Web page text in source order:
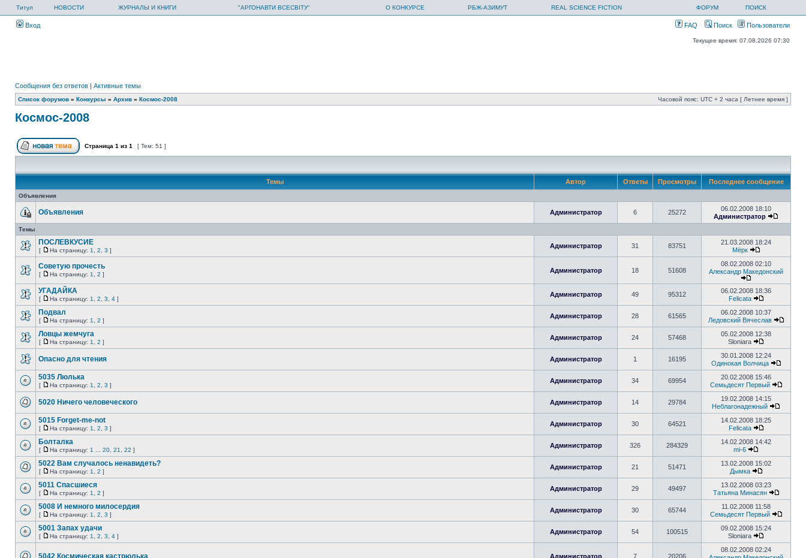
Титул НОВОСТИ ЖУРНАЛЫ И КНИГИ "АРГОНАВТИ ВСЕСВІТУ" О КОНКУРСЕ РБЖ-АЗИМУТ REAL SCIENCE FICTION ФОРУМ ПОИСК
Вход FAQ Поиск Пользователи
Текущее время: 07.08.2026 07:30
Сообщения без ответов | Активные темы
Список форумов » Конкурсы » Архив » Космос-2008 Часовой пояс: UTC + 2 часа [ Летнее время ]
Космос-2008
Страница 1 из 1 [ Тем: 51 ]
Темы Автор Ответы Просмотры Последнее сообщение
Объявления
Объявления Администратор 6 25272
06.02.2008 18:10
Администратор
Темы
ПОСЛЕВКУСИЕ
[ На страницу: 1 2 3 ]
Администратор 31 83751
21.03.2008 18:24
Мёрк
Советую прочесть
[ На страницу: 1 2 ]
Администратор 18 51608
08.02.2008 02:10
Александр Македонский
УГАДАЙКА
[ На страницу: 1 2 3 4 ]
Администратор 49 95312
06.02.2008 18:36
Felicata
Подвал
[ На страницу: 1 2 ]
Администратор 28 61565
06.02.2008 10:37
Ледовский Вячеслав
Ловцы жемчуга
[ На страницу: 1 2 ]
Администратор 24 57468
05.02.2008 12:38
Sloniara
Опасно для чтения Администратор 1 16195
30.01.2008 12:24
Одинокая Волчица
5035 Люлька
[ На страницу: 1 2 3 ]
Администратор 34 69954
20.02.2008 15:46
Семьдесят Первый
5020 Ничего человеческого Администратор 14 29784
19.02.2008 14:15
Неблагонадежный
5015 Forget-me-not
[ На страницу: 1 2 3 ]
Администратор 30 64521
14.02.2008 18:25
Felicata
Болталка
[ На страницу: 1 20 21 22 ]
Администратор 326 284329
14.02.2008 14:42
mi-6
5022 Вам случалось ненавидеть?
[ На страницу: 1 2 ]
Администратор 21 51471
13.02.2008 15:02
Дымка
5011 Спасшиеся
[ На страницу: 1 2 ]
Администратор 29 49497
13.02.2008 03:23
Татьяна Минасян
5008 И немного милосердия
[ На страницу: 1 2 3 ]
Администратор 30 65744
11.02.2008 11:58
Семьдесят Первый
5001 Запах удачи
[ На страницу: 1 2 3 4 ]
Администратор 54 100515
09.02.2008 15:24
Sloniara
5042 Космическая кастрюлька Администратор 7 20206
08.02.2008 02:24